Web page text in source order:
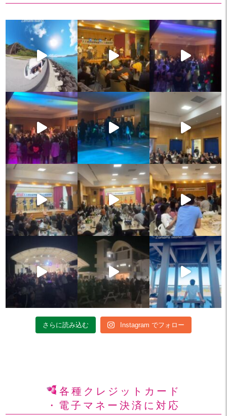
さらに読み込む Instagram でフォロー
各種クレジットカード
・電子マネー決済に対応